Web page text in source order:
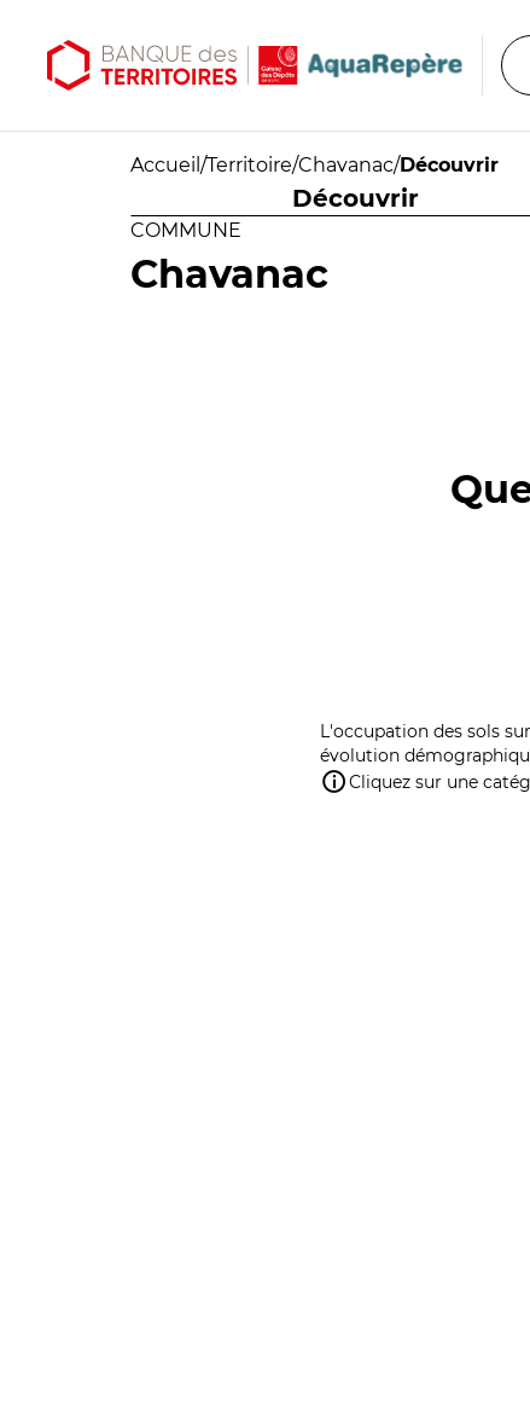
Accueil /Territoire/Chavanac/Découvrir
Découvrir
COMMUNE
Chavanac
L'occupation des sols
évolution
Cliquez sur une